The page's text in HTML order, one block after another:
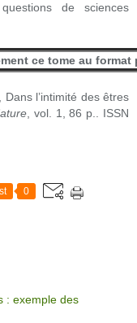
de sciences
ce tome au
Dans l’intimité des êtres
, vol. 1, 86 p.. ISSN
0